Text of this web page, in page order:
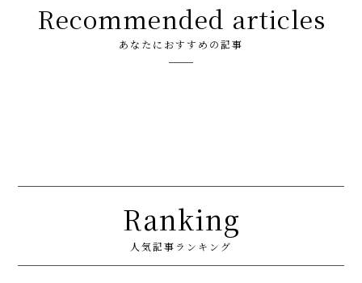
Recommended articles
あなたにおすすめの記事
Ranking
人気記事ランキング